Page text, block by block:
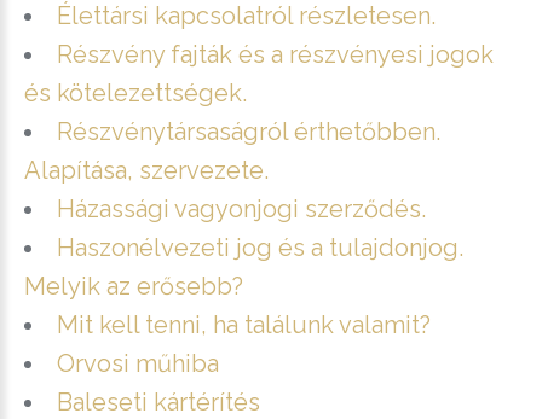
Élettársi kapcsolatról részletesen.
Részvény fajták és a részvényesi jogok
és kötelezettségek.
Részvénytársaságról érthetőbben.
Alapítása, szervezete.
Házassági vagyonjogi szerződés.
Haszonélvezeti jog és a tulajdonjog.
Melyik az erősebb?
Mit kell tenni, ha találunk valamit?
Orvosi műhiba
Baleseti kártérítés